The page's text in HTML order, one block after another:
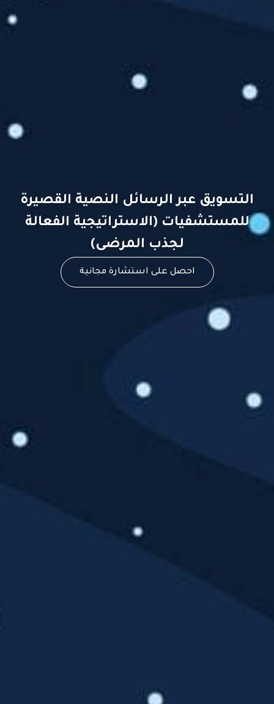
التسويق عبر الرسائل النصية القصيرة
للمستشفيات (الاستراتيجية الفعالة
لجذب المرضى)
احصل على استشارة مجانية